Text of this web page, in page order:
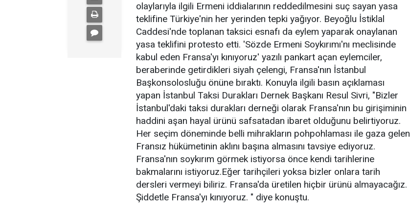
olaylarıyla ilgili Ermeni iddialarının reddedilmesini suç sayan yasa
teklifine Türkiye'nin her yerinden tepki yağıyor. Beyoğlu İstiklal
Caddesi'nde toplanan taksici esnafı da eylem yaparak onaylanan
yasa teklifini protesto etti. 'Sözde Ermeni Soykırımı'nı meclisinde
kabul eden Fransa'yı kınıyoruz' yazılı pankart açan eylemciler,
beraberinde getirdikleri siyah çelengi, Fransa'nın İstanbul
Başkonsolosluğu önüne bıraktı. Konuyla ilgili basın açıklaması
yapan İstanbul Taksi Durakları Dernek Başkanı Resul Sivri, "Bizler
İstanbul'daki taksi durakları derneği olarak Fransa'nın bu girişiminin
haddini aşan hayal ürünü safsatadan ibaret olduğunu belirtiyoruz.
Her seçim döneminde belli mihrakların pohpohlaması ile gaza gelen
Fransız hükümetinin aklını başına almasını tavsiye ediyoruz.
Fransa'nın soykırım görmek istiyorsa önce kendi tarihlerine
bakmalarını istiyoruz.Eğer tarihçileri yoksa bizler onlara tarih
dersleri vermeyi biliriz. Fransa'da üretilen hiçbir ürünü almayacağız.
Şiddetle Fransa'yı kınıyoruz. " diye konuştu.